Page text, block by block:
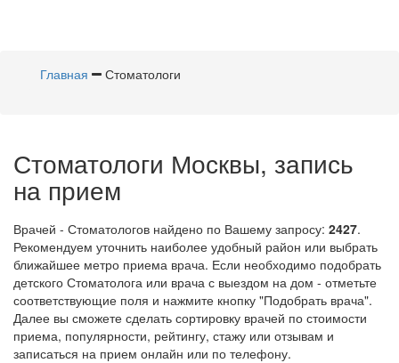
Главная Стоматологи
Стоматологи Москвы, запись
на прием
Врачей - Стоматологов найдено по Вашему запросу: 2427.
Рекомендуем уточнить наиболее удобный район или выбрать
ближайшее метро приема врача. Если необходимо подобрать
детского Стоматолога или врача с выездом на дом - отметьте
соответствующие поля и нажмите кнопку "Подобрать врача".
Далее вы сможете сделать сортировку врачей по стоимости
приема, популярности, рейтингу, стажу или отзывам и
записаться на прием онлайн или по телефону.